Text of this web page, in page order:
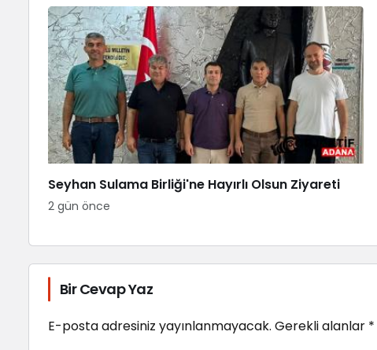
Seyhan Sulama Birliği'ne Hayırlı Olsun Ziyareti
2 gün önce
Bir Cevap Yaz
E-posta adresiniz yayınlanmayacak. Gerekli alanlar *